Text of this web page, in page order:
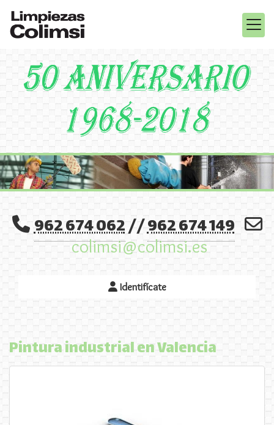
962 674 062//962 674 149
colimsi colimsi.es
Identifícate
Pintura industrial en Valencia